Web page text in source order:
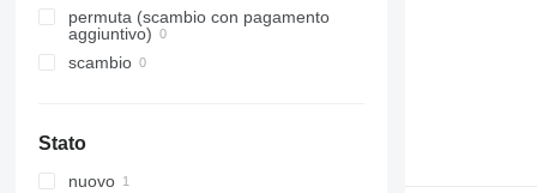
permuta (scambio con pagamento
aggiuntivo)
scambio
Stato
nuovo